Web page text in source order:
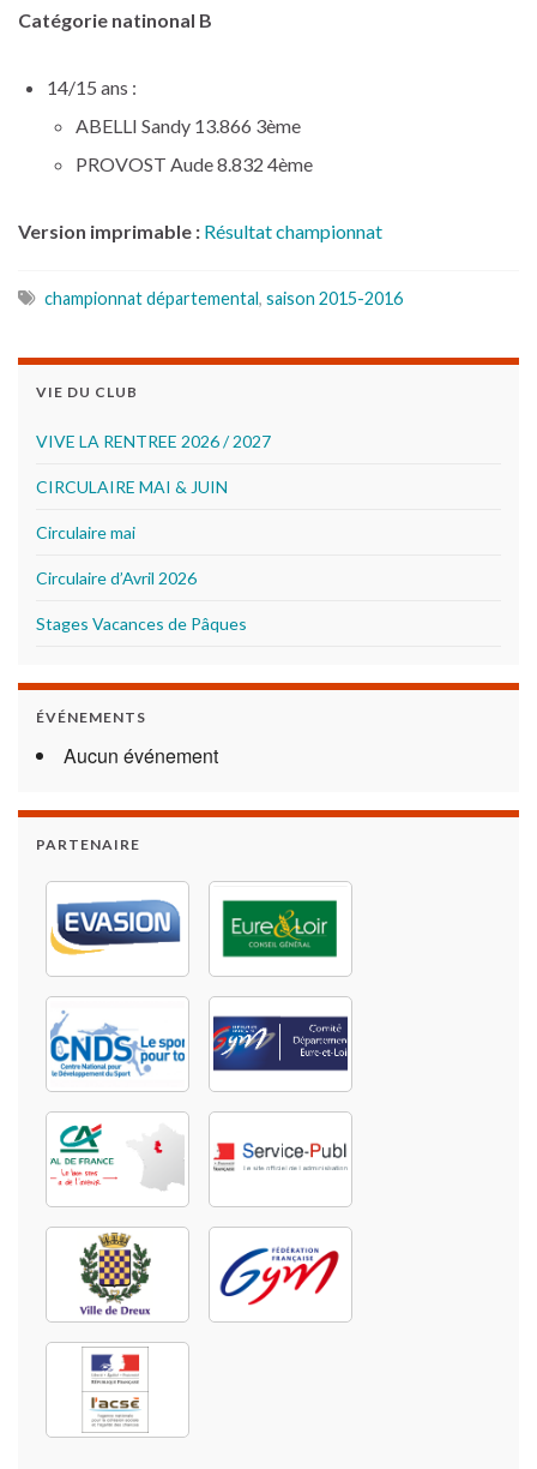
Catégorie natinonal B
14/15 ans :
ABELLI Sandy 13.866 3ème
PROVOST Aude 8.832 4ème
Version imprimable : Résultat championnat
championnat départemental, saison 2015-2016
VIE DU CLUB
VIVE LA RENTREE 2026 / 2027
CIRCULAIRE MAI & JUIN
Circulaire mai
Circulaire d’Avril 2026
Stages Vacances de Pâques
ÉVÉNEMENTS
Aucun événement
PARTENAIRE